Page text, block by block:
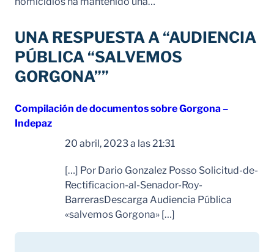
UNA RESPUESTA A “AUDIENCIA
PÚBLICA “SALVEMOS
GORGONA””
Compilación de documentos sobre Gorgona –
Indepaz
20 abril, 2023 a las 21:31
[…] Por Dario Gonzalez Posso Solicitud-de-
Rectificacion-al-Senador-Roy-
BarrerasDescarga Audiencia Pública
«salvemos Gorgona» […]